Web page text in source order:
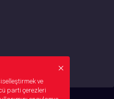
ve
parti çerezleri